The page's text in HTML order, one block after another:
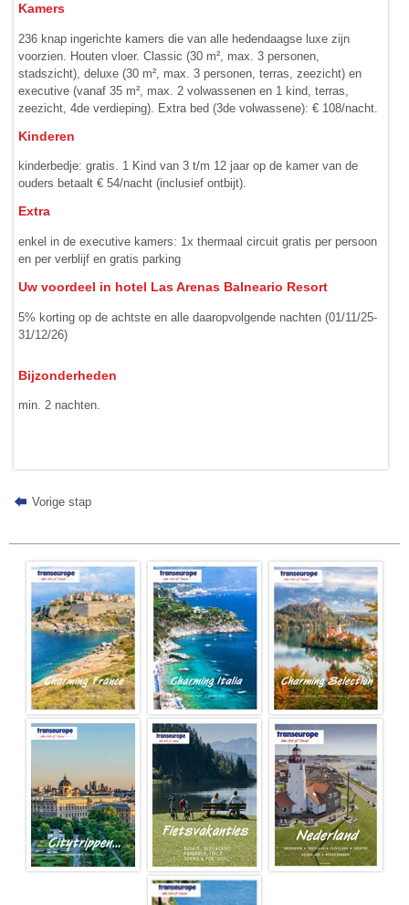
Kamers
236 knap ingerichte kamers die van alle hedendaagse luxe zijn
voorzien. Houten vloer. Classic (30 m², max. 3 personen,
stadszicht), deluxe (30 m², max. 3 personen, terras, zeezicht) en
executive (vanaf 35 m², max. 2 volwassenen en 1 kind, terras,
zeezicht, 4de verdieping). Extra bed (3de volwassene): € 108/nacht.
Kinderen
kinderbedje: gratis. 1 Kind van 3 t/m 12 jaar op de kamer van de
ouders betaalt € 54/nacht (inclusief ontbijt).
Extra
enkel in de executive kamers: 1x thermaal circuit gratis per persoon
en per verblijf en gratis parking
Uw voordeel in hotel Las Arenas Balneario Resort
5% korting op de achtste en alle daaropvolgende nachten (01/11/25-
31/12/26)
Bijzonderheden
min. 2 nachten.
Vorige stap